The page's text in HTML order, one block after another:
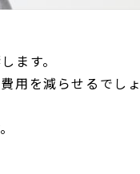
ます。
用を減らせるでしょ